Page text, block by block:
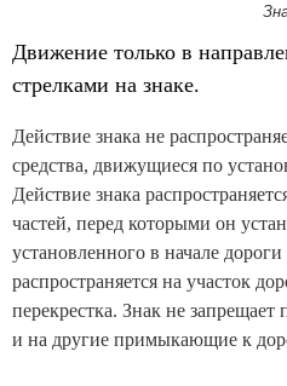
Движение только в
стрелками на знаке.
Действие знака не
средства, движущиеся по
Действие знака
частей, перед которыми он
установленного в начале
распространяется на участок
перекрестка. Знак не
и на другие примыкающие к